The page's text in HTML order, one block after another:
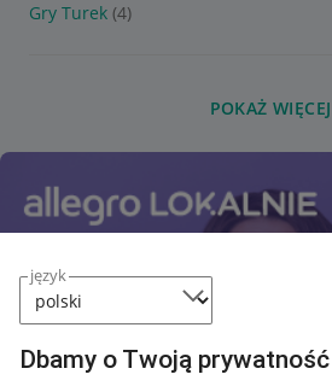
język
Dbamy o Twoją prywatność
Gry Turek (4)
POKAŻ WIĘCEJ